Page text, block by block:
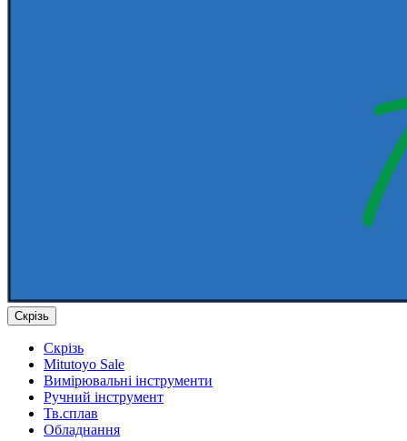
Скрізь
Скрізь
Mitutoyo Sale
Вимірювальні інструменти
Ручний інструмент
Тв.сплав
Обладнання